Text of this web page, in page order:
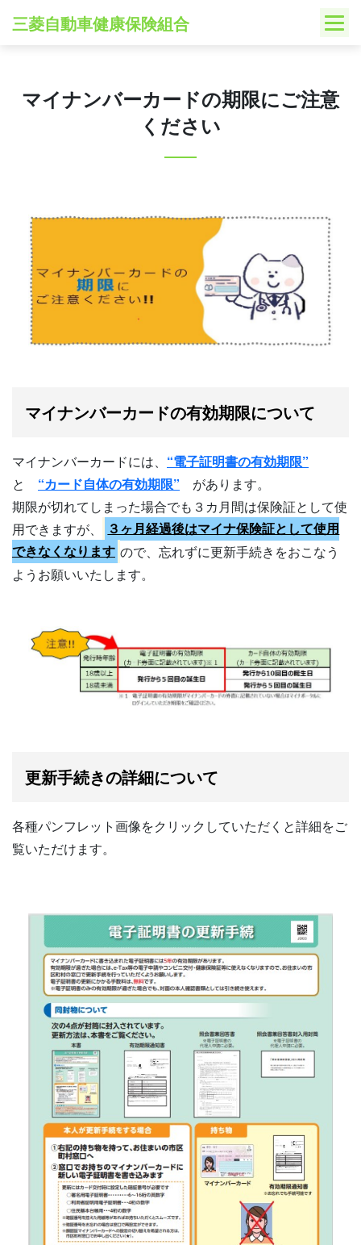
三菱自動車健康保険組合
マイナンバーカードの期限にご注意
ください
マイナンバーカードの有効期限について
マイナンバーカードには、 “電子証明書の有効期限”
と “カード自体の有効期限”
があります。
期限が切れてしまった場合でも３カ月間は保険証として使
用できますが、
３ヶ月経過後はマイナ保険証として使用
できなくなります ので、忘れずに更新手続きをおこなう
ようお願いいたします。
更新手続きの詳細について
各種パンフレット画像をクリックしていただくと詳細をご
覧いただけます。